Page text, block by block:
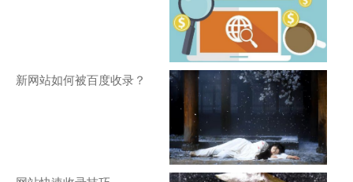
新网站如何被百度收录？